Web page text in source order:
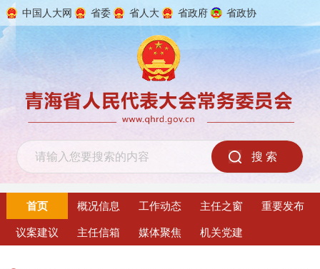
中国人大网 省委 省人大 省政府 省政协
首页 概况信息 工作动态 主任之窗 重要发布
议案建议 主任信箱 媒体聚焦 机关党建